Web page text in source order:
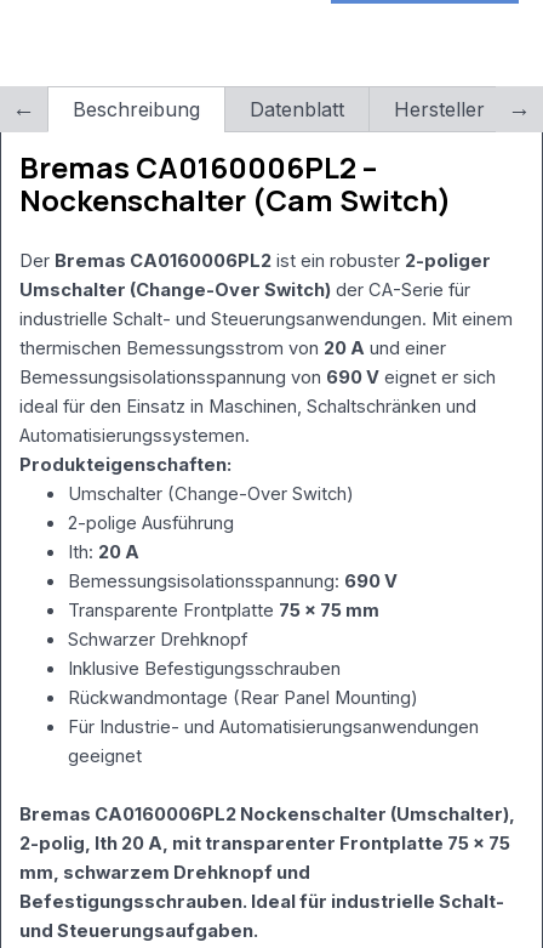
RewriteCond
%
!-f
RewriteCond
%
!-d
RewriteRule .
/index.php [L]
Beschreibung Datenblatt Hersteller
Bremas CA0160006PL2 –
Nockenschalter (Cam Switch)
Der Bremas CA0160006PL2 ist ein robuster 2-poliger
Umschalter (Change-Over Switch) der CA-Serie für
industrielle Schalt- und Steuerungsanwendungen. Mit einem
thermischen Bemessungsstrom von 20 A und einer
Bemessungsisolationsspannung von 690 V eignet er sich
ideal für den Einsatz in Maschinen, Schaltschränken und
Automatisierungssystemen.
Produkteigenschaften:
Umschalter (Change-Over Switch)
2-polige Ausführung
Ith: 20 A
Bemessungsisolationsspannung: 690 V
Transparente Frontplatte 75 × 75 mm
Schwarzer Drehknopf
Inklusive Befestigungsschrauben
Rückwandmontage (Rear Panel Mounting)
Für Industrie- und Automatisierungsanwendungen
geeignet
Bremas CA0160006PL2 Nockenschalter (Umschalter),
2-polig, Ith 20 A, mit transparenter Frontplatte 75 × 75
mm, schwarzem Drehknopf und
Befestigungsschrauben. Ideal für industrielle Schalt-
und Steuerungsaufgaben.